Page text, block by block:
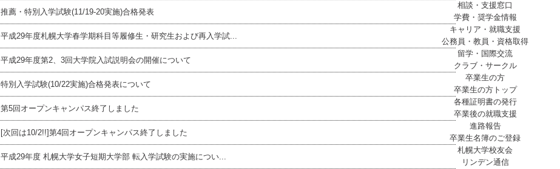
相談・支援窓口
学費・奨学金情報
キャリア・就職支援
公務員・教員・資格取得
留学・国際交流
クラブ・サークル
卒業生の方
卒業生の方トップ
各種証明書の発行
卒業後の就職支援
進路報告
卒業生名簿のご登録
札幌大学校友会
リンデン通信
推薦・特別入学試験(11/19-20実施)合格発表
平成29年度札幌大学春学期科目等履修生・研究生および再入学試...
平成29年度第2、3回大学院入試説明会の開催について
特別入学試験(10/22実施)合格発表について
第5回オープンキャンパス終了しました
[次回は10/2!!]第4回オープンキャンパス終了しました
平成29年度 札幌大学女子短期大学部 転入学試験の実施につい...